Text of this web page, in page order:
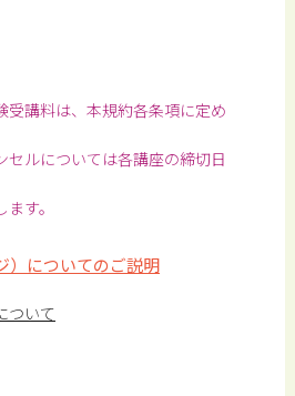
受講料は、本規約各条項に定め
セルについては各講座の締切日
す。
）についてのご説明
ついて